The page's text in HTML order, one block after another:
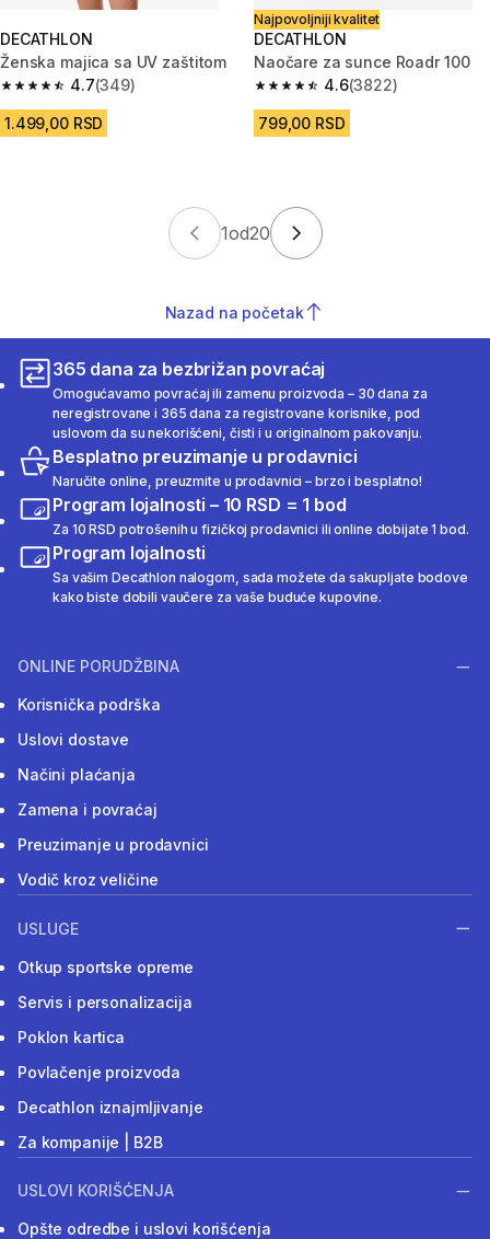
DECATHLON
Ženska majica sa UV zaštitom
4.7
4.7 od 5 zvezdica from 349 Recenzije
(349)
1.499,00 RSD
Najpovoljniji kvalitet
DECATHLON
Naočare za sunce Roadr 100
4.6
4.6 od 5 zvezdica from 3822
(3822)
799,00 RSD
1od20
Nazad na početak
365 dana za bezbrižan povraćaj
Omogućavamo povraćaj ili zamenu proizvoda – 30 dana za
neregistrovane i 365 dana za registrovane korisnike, pod
uslovom da su nekorišćeni, čisti i u originalnom pakovanju.
Besplatno preuzimanje u prodavnici
Naručite online, preuzmite u prodavnici – brzo i besplatno!
Program lojalnosti – 10 RSD = 1 bod
Za 10 RSD potrošenih u fizičkoj prodavnici ili online dobijate 1 bod.
Program lojalnosti
Sa vašim Decathlon nalogom, sada možete da sakupljate bodove
kako biste dobili vaučere za vaše buduće kupovine.
ONLINE PORUDŽBINA
Korisnička podrška
Uslovi dostave
Načini plaćanja
Zamena i povraćaj
Preuzimanje u prodavnici
Vodič kroz veličine
USLUGE
Otkup sportske opreme
Servis i personalizacija
Poklon kartica
Povlačenje proizvoda
Decathlon iznajmljivanje
Za kompanije | B2B
USLOVI KORIŠĆENJA
Opšte odredbe i uslovi korišćenja